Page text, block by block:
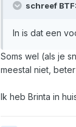
schreef BTF:
In is dat een
Soms wel (als je
meestal niet,
Ik heb Brinta in